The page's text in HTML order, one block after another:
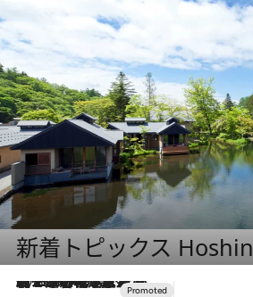
新着トピックス
2026.8.7
【トンボの足水浴】ヒノキの香りに包まれて涼感マックス！約13℃の湧水かけ流しを避暑地「星野温泉 トンボの湯」で体験